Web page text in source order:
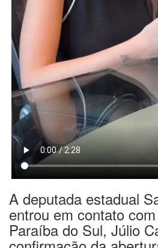
A deputada estadual
entrou em contato
Paraíba do Sul, Júlio